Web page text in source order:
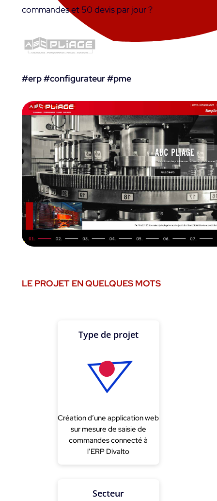
commandes et 50 devis par jour ?
#erp #configurateur #pme
LE PROJET EN QUELQUES MOTS
Type de projet
Création d’une application web
sur mesure de saisie de
commandes connecté à
l’ERP Divalto
Secteur